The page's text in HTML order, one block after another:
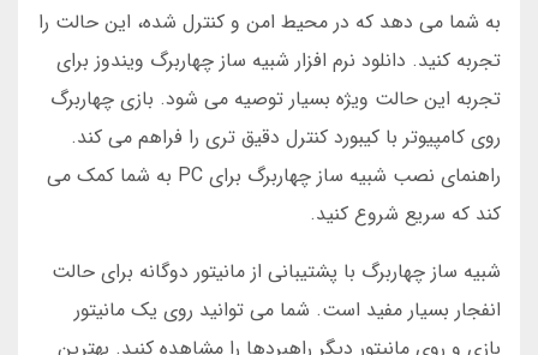
به شما می دهد که در محیط امن و کنترل شده، این حالت را
تجربه کنید. دانلود نرم افزار شبیه ساز چهاربرگ ویندوز برای
تجربه این حالت ویژه بسیار توصیه می شود. بازی چهاربرگ
روی کامپیوتر با کیبورد کنترل دقیق تری را فراهم می کند.
راهنمای نصب شبیه ساز چهاربرگ برای PC به شما کمک می
کند که سریع شروع کنید.
شبیه ساز چهاربرگ با پشتیبانی از مانیتور دوگانه برای حالت
انفجار بسیار مفید است. شما می توانید روی یک مانیتور
بازی و روی مانیتور دیگر راهبردها را مشاهده کنید. بهترین